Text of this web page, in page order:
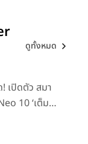
ดูทั้งหมด
เปิดตัว สมา
10 ‘เต็ม
ในราคาเริ่ม